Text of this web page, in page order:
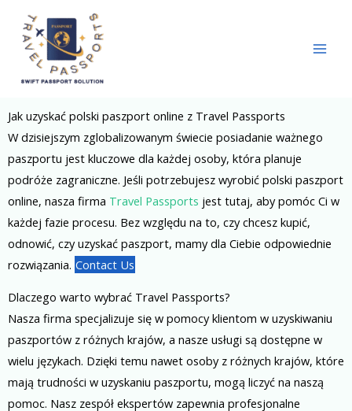
content
Jak uzyskać polski paszport online z Travel Passports
W dzisiejszym zglobalizowanym świecie posiadanie ważnego
paszportu jest kluczowe dla każdej osoby, która planuje
podróże zagraniczne. Jeśli potrzebujesz wyrobić polski paszport
online, nasza firma Travel Passports jest tutaj, aby pomóc Ci w
każdej fazie procesu. Bez względu na to, czy chcesz kupić,
odnowić, czy uzyskać paszport, mamy dla Ciebie odpowiednie
rozwiązania. Contact Us
Dlaczego warto wybrać Travel Passports?
Nasza firma specjalizuje się w pomocy klientom w uzyskiwaniu
paszportów z różnych krajów, a nasze usługi są dostępne w
wielu językach. Dzięki temu nawet osoby z różnych krajów, które
mają trudności w uzyskaniu paszportu, mogą liczyć na naszą
pomoc. Nasz zespół ekspertów zapewnia profesjonalne